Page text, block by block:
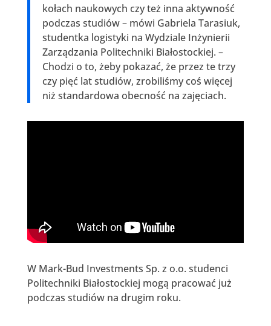
kołach naukowych czy też inna aktywność
podczas studiów – mówi Gabriela Tarasiuk,
studentka logistyki na Wydziale Inżynierii
Zarządzania Politechniki Białostockiej. –
Chodzi o to, żeby pokazać, że przez te trzy
czy pięć lat studiów, zrobiliśmy coś więcej
niż standardowa obecność na zajęciach.
W Mark-Bud Investments Sp. z o.o. studenci
Politechniki Białostockiej mogą pracować już
podczas studiów na drugim roku.